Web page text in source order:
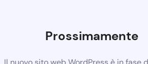
Prossimamente